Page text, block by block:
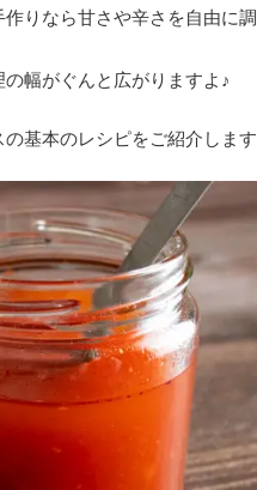
りなら甘さや辛さを自由に
幅がぐんと広がりますよ♪
基本のレシピをご紹介します